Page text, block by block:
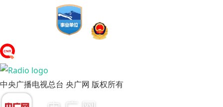
中央广播电视总台 央广网 版权所有